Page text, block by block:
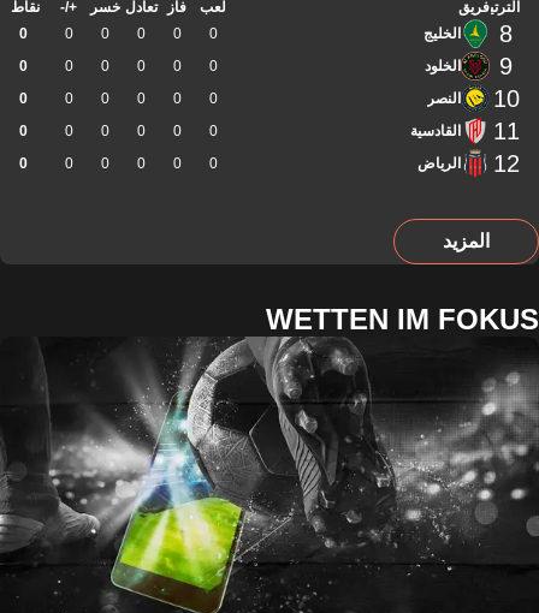
الترتيبفريق لعب فاز تعادل خسر +/- نقاط
8 الخليج 0
0
0
0
0
0
9 الخلود 0
0
0
0
0
0
10 النصر 0
0
0
0
0
0
11 القادسية 0
0
0
0
0
0
12 الرياض 0
0
0
0
0
0
المزيد
WETTEN IM FOKUS